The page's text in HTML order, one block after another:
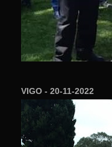
VIGO - 20-11-2022